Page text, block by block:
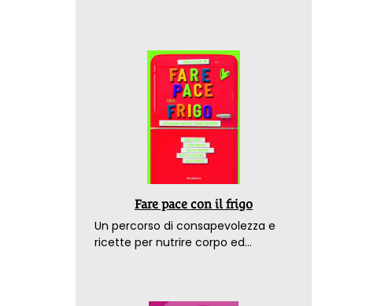
Fare pace con il frigo
Un percorso di consapevolezza e
ricette per nutrire corpo ed